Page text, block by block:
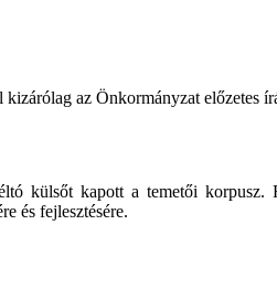
az Önkormányzat előzetes
külsőt kapott a temetői korpusz.
és fejlesztésére.